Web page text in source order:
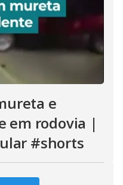
e
em rodovia |
#shorts